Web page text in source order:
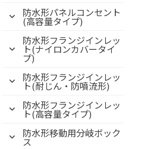
防水形パネルコンセント
(高容量タイプ)
防水形フランジインレッ
ト(ナイロンカバータイ
プ)
防水形フランジインレッ
ト(耐じん・防噴流形)
防水形フランジインレッ
ト(高容量タイプ)
防水形移動用分岐ボック
ス